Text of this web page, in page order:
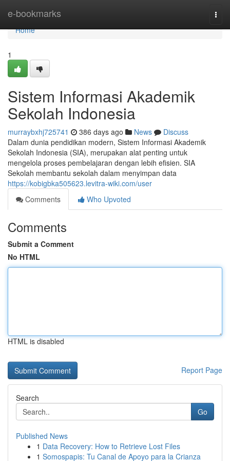
e-bookmarks
Home
Home
1
Sistem Informasi Akademik
Sekolah Indonesia
murraybxhj725741 386 days ago News
Discuss
Dalam dunia pendidikan modern, Sistem Informasi Akademik
Sekolah Indonesia (SIA), merupakan alat penting untuk
mengelola proses pembelajaran dengan lebih efisien. SIA
Sekolah membantu sekolah dalam menyimpan data
https://kobigbka505623.levitra-wiki.com/user
Comments
Who Upvoted
Comments
Submit a Comment
No HTML
HTML is disabled
Report Page
Search
Go
Published News
1 Data Recovery: How to Retrieve Lost Files
1 Somospapis: Tu Canal de Apoyo para la Crianza